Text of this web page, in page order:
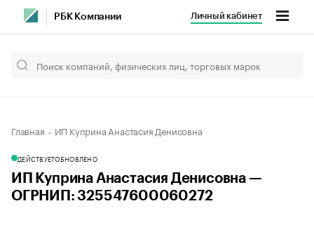
РБК Компании Личный кабинет
Главная ИП Куприна Анастасия Денисовна
ДЕЙСТВУЕТОБНОВЛЕНО
ИП Куприна Анастасия Денисовна —
ОГРНИП: 325547600060272